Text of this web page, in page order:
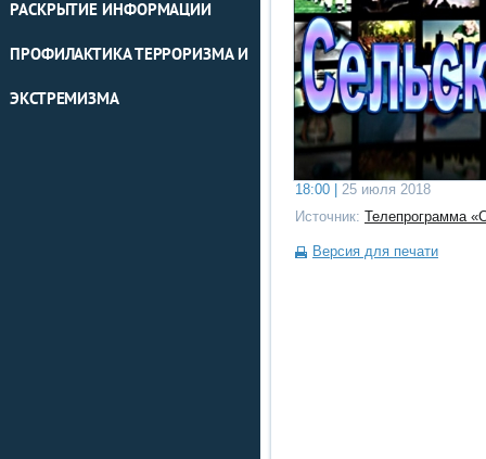
РАСКРЫТИЕ ИНФОРМАЦИИ
ПРОФИЛАКТИКА ТЕРРОРИЗМА И
ЭКСТРЕМИЗМА
18:00 |
25 июля 2018
Источник: Телепрограмма
Версия для печати